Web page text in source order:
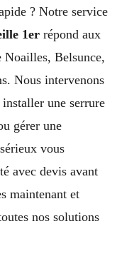
? Notre service
1er répond aux
Noailles, Belsunce,
Nous intervenons
une serrure
gérer une
vous
avec devis avant
maintenant et
nos solutions